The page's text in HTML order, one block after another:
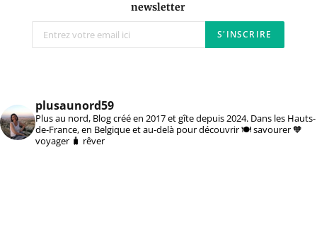
newsletter
plusaunord59
Plus au nord, Blog créé en 2017 et gîte depuis 2024. Dans les Hauts-
de-France, en Belgique et au-delà pour découvrir 🍽️ savourer 🧡
voyager 🧳 rêver